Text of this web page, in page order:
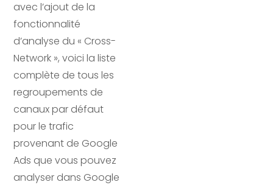
avec l’ajout de la
fonctionnalité
d’analyse du « Cross-
Network », voici la liste
complète de tous les
regroupements de
canaux par défaut
pour le trafic
provenant de Google
Ads que vous pouvez
analyser dans Google